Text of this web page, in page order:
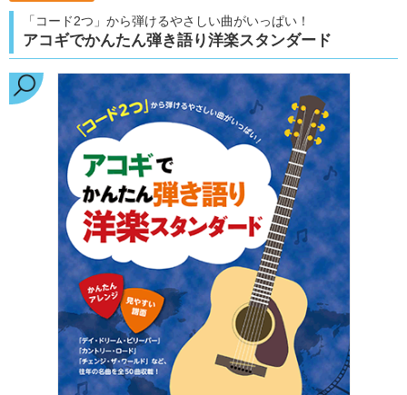
「コード2つ」から弾けるやさしい曲がいっぱい！
アコギでかんたん弾き語り洋楽スタンダード